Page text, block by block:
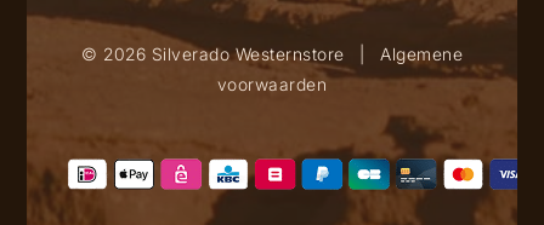
© 2026 Silverado Westernstore
Algemene
voorwaarden